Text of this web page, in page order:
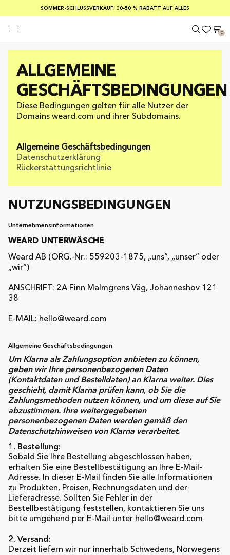
SOMMER-SCHLUSSVERKAUF: 30–50 % RABATT AUF ALLES
KOSTENLOSER VERSAND AB EINEM BESTELLWERT VON 100 €
SICHERE ZAHLUNGEN MIT KLARNA
0
ALLGEMEINE
GESCHÄFTSBEDINGUNGEN
Diese Bedingungen gelten für alle Nutzer der
Domains weard.com und ihrer Subdomains.
Allgemeine Geschäftsbedingungen
Datenschutzerklärung
Rückerstattungsrichtlinie
NUTZUNGSBEDINGUNGEN
Unternehmensinformationen
WEARD UNTERWÄSCHE
Weard AB (ORG.-Nr.: 559203-1875, „uns“, „unser“ oder
„wir“)
ANSCHRIFT: 2A Finn Malmgrens Väg, Johanneshov 121
38
E-MAIL: hello@weard.com
Allgemeine Geschäftsbedingungen
Um Klarna als Zahlungsoption anbieten zu können,
geben wir Ihre personenbezogenen Daten
(Kontaktdaten und Bestelldaten) an Klarna weiter. Dies
geschieht, damit Klarna prüfen kann, ob Sie die
Zahlungsmethoden nutzen können, und um diese auf Sie
abzustimmen. Ihre weitergegebenen
personenbezogenen Daten werden gemäß den
Datenschutzhinweisen von Klarna verarbeitet.
1. Bestellung:
Sobald Sie Ihre Bestellung abgeschlossen haben,
erhalten Sie eine Bestellbestätigung an Ihre E-Mail-
Adresse. In dieser E-Mail finden Sie alle Informationen
zu Produkten, Preisen, Rechnungsdaten und der
Lieferadresse. Sollten Sie Fehler in der
Bestellbestätigung feststellen, kontaktieren Sie uns
bitte umgehend per E-Mail unter hello@weard.com
2. Versand:
Derzeit liefern wir nur innerhalb Schwedens, Norwegens